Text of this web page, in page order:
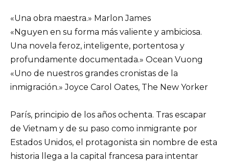
«Una obra maestra.» Marlon James
«Nguyen en su forma más valiente y ambiciosa.
Una novela feroz, inteligente, portentosa y
profundamente documentada.» Ocean Vuong
«Uno de nuestros grandes cronistas de la
inmigración.» Joyce Carol Oates, The New Yorker
París, principio de los años ochenta. Tras escapar
de Vietnam y de su paso como inmigrante por
Estados Unidos, el protagonista sin nombre de esta
historia llega a la capital francesa para intentar